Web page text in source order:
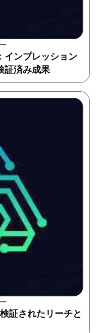
インプレッション
証済み成果
証されたリーチと